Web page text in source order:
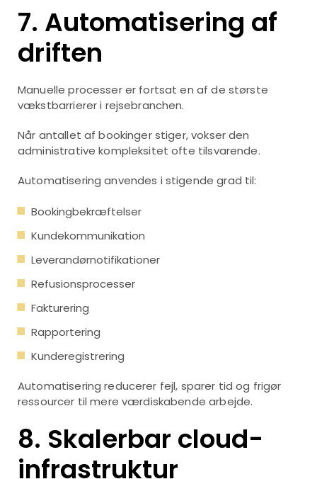
7. Automatisering af
driften
Manuelle processer er fortsat en af de største
vækstbarrierer i rejsebranchen.
Når antallet af bookinger stiger, vokser den
administrative kompleksitet ofte tilsvarende.
Automatisering anvendes i stigende grad til:
Bookingbekræftelser
Kundekommunikation
Leverandørnotifikationer
Refusionsprocesser
Fakturering
Rapportering
Kunderegistrering
Automatisering reducerer fejl, sparer tid og frigør
ressourcer til mere værdiskabende arbejde.
8. Skalerbar cloud-
infrastruktur